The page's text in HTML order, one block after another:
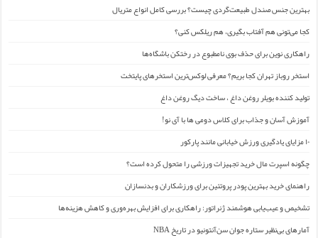
بهترین جنس صندل طبیعت‌گردی چیست؟ بررسی کامل انواع متریال
کجا می‌تونی هم آفتاب بگیری، هم ریلکس کنی؟
راهکاری نوین برای حذف بوی نامطبوع در رختکن باشگاه‌ها
استخر روباز تهران کجا بریم؟ معرفی لوکس‌ترین استخرهای پایتخت
تولید کننده بویلر روغن داغ ، ساخت دیگ روغن داغ
آموزش آسان و جذاب برای کلاس دومی ها با آی نو!
۱۰ مزایای یادگیری ورزش خیابانی مانند پارکور
چگونه اسپرت مال خرید تجهیزات ورزشی را متحول کرده است؟
راهنمای خرید بهترین پودر پروتئین برای ورزشکاران و بدنسازان
تشخیص و عیب‌یابی هوشمند ژنراتور: راهکاری برای افزایش بهره‌وری و کاهش هزینه‌ها
آمارهای بی‌نظیر ستاره جوان سن‌آنتونیو در تاریخ NBA